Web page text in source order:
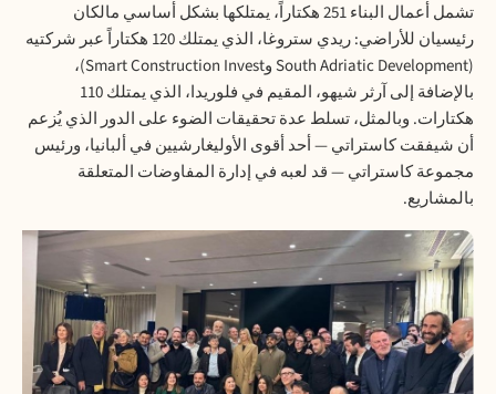
تشمل أعمال البناء 251 هكتاراً، يمتلكها بشكل أساسي مالكان
رئيسيان للأراضي: ريدي ستروغا، الذي يمتلك 120 هكتاراً عبر شركتيه
(South Adriatic Development وSmart Construction Invest)،
بالإضافة إلى آرثر شيهو، المقيم في فلوريدا، الذي يمتلك 110
هكتارات. وبالمثل، تسلط عدة تحقيقات الضوء على الدور الذي يُزعم
أن شيفقت كاستراتي — أحد أقوى الأوليغارشيين في ألبانيا، ورئيس
مجموعة كاستراتي — قد لعبه في إدارة المفاوضات المتعلقة
بالمشاريع.